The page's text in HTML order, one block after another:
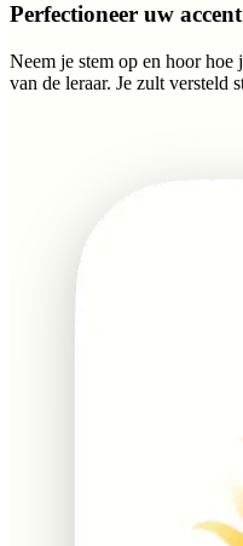
Perfectioneer uw
Neem je stem op en hoor
van de leraar. Je zult versteld